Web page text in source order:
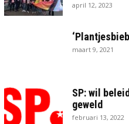
april 12, 2023
maart 9, 2021
SP: wil
geweld
februari 13, 2022